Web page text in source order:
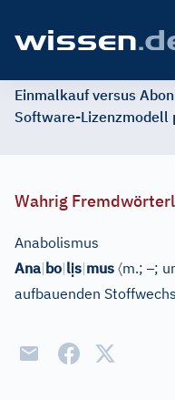
Einmalkauf versus
Software-Lizenzmodell
Wahrig
Anabolismus
Ana|bo|lịs|mus 〈m.;–;
aufbauenden